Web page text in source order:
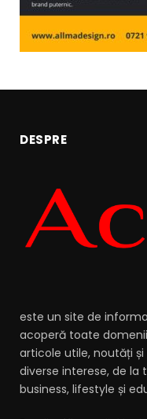
DESPRE
este un site de
acoperă toate
articole utile, noutăți
diverse interese, de la
business, lifestyle și